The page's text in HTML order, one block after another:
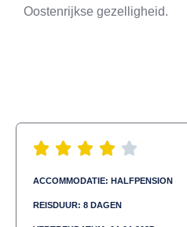
Oostenrijkse gezelligheid.
ACCOMMODATIE: HALFPENSION
REISDUUR: 8 DAGEN